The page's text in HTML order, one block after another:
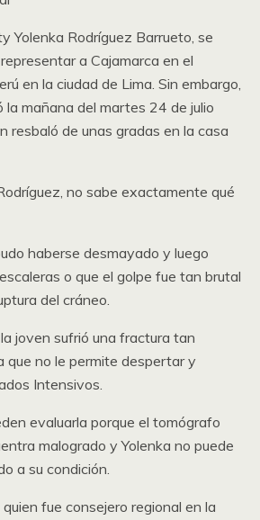
Yolenka Rodríguez Barrueto, se
a Cajamarca en el
en la ciudad de Lima. Sin embargo,
la mañana del martes 24 de julio
resbaló de unas gradas en la casa
no sabe exactamente qué
haberse desmayado y luego
o que el golpe fue tan brutal
del cráneo.
joven sufrió una fractura tan
que no le permite despertar y
Intensivos.
evaluarla porque el tomógrafo
malogrado y Yolenka no puede
a su condición.
fue consejero regional en la